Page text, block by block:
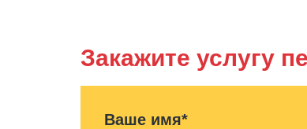
Закажите услугу
Ваше имя*